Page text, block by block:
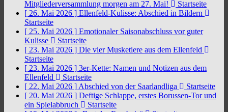
Mitgliederversammlung morgen am 27. Mai!
Startseite
[ 26. Mai 2026 ] Ellenfeld-Kulisse: Abschied in Bildern
Startseite
[ 25. Mai 2026 ] Emotionaler Saisonabschluss vor guter
Kulisse
Startseite
[ 23. Mai 2026 ] Die vier Musketiere aus dem Ellenfeld
Startseite
[ 23. Mai 2026 ] 3er-Kette: Namen und Notizen aus dem
Ellenfeld
Startseite
[ 22. Mai 2026 ] Abschied von der Saarlandliga
Startseite
[ 20. Mai 2026 ] Deftige Schlappe, erstes Borussen-Tor und
ein Spielabbruch
Startseite